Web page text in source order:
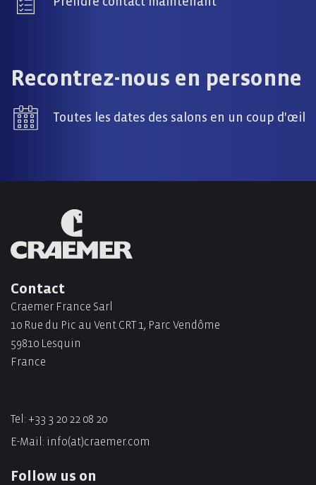
Recontrez-nous en personne
Toutes les dates des salons en un coup d'œil
Contact
Craemer France Sarl
10 Rue du Pic au Vent CRT 1, Parc Vendôme
59810 Lesquin
France
Tel: +33 3 20 22 08 20
E-Mail: info(at)craemer.com
Follow us on